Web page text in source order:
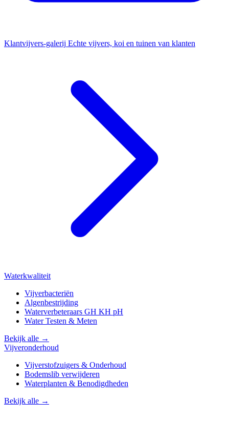
Klantvijvers-galerij Echte vijvers, koi en tuinen van klanten
Waterkwaliteit
Vijverbacteriën
Algenbestrijding
Waterverbeteraars GH KH pH
Water Testen & Meten
Bekijk alle →
Vijveronderhoud
Vijverstofzuigers & Onderhoud
Bodemslib verwijderen
Waterplanten & Benodigdheden
Bekijk alle →